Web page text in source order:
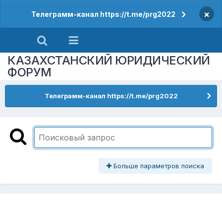
Телеграмм-канал https://t.me/prg2022 ×
КАЗАХСТАНСКИЙ ЮРИДИЧЕСКИЙ
ФОРУМ
Телеграмм-канал https://t.me/prg2022
Больше параметров поиска